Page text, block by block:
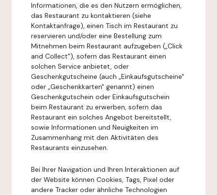
Informationen, die es den Nutzern ermöglichen,
das Restaurant zu kontaktieren (siehe
Kontaktanfrage), einen Tisch im Restaurant zu
reservieren und/oder eine Bestellung zum
Mitnehmen beim Restaurant aufzugeben („Click
and Collect"), sofern das Restaurant einen
solchen Service anbietet, oder
Geschenkgutscheine (auch „Einkaufsgutscheine"
oder „Geschenkkarten" genannt) einen
Geschenkgutschein oder Einkaufsgutschein
beim Restaurant zu erwerben, sofern das
Restaurant ein solches Angebot bereitstellt,
sowie Informationen und Neuigkeiten im
Zusammenhang mit den Aktivitäten des
Restaurants einzusehen.
Bei Ihrer Navigation und Ihren Interaktionen auf
der Website können Cookies, Tags, Pixel oder
andere Tracker oder ähnliche Technologien